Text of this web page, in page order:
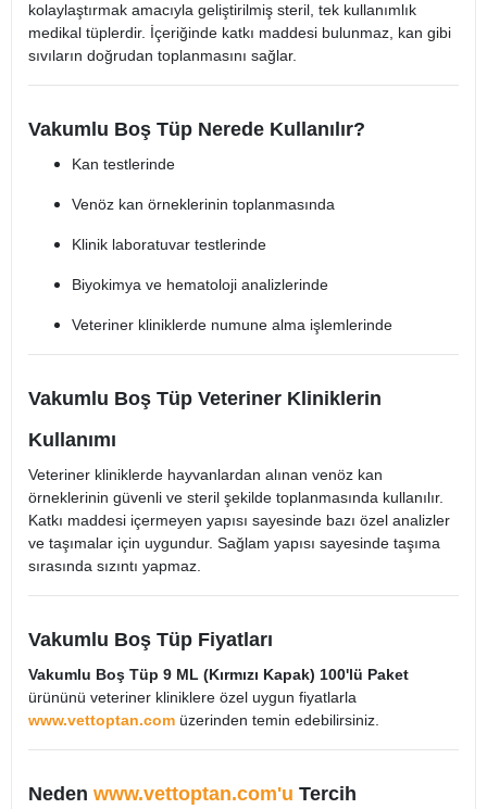
kolaylaştırmak amacıyla geliştirilmiş steril, tek kullanımlık
medikal tüplerdir. İçeriğinde katkı maddesi bulunmaz, kan gibi
sıvıların doğrudan toplanmasını sağlar.
Vakumlu Boş Tüp Nerede Kullanılır?
Kan testlerinde
Venöz kan örneklerinin toplanmasında
Klinik laboratuvar testlerinde
Biyokimya ve hematoloji analizlerinde
Veteriner kliniklerde numune alma işlemlerinde
Vakumlu Boş Tüp Veteriner Kliniklerin
Kullanımı
Veteriner kliniklerde hayvanlardan alınan venöz kan
örneklerinin güvenli ve steril şekilde toplanmasında kullanılır.
Katkı maddesi içermeyen yapısı sayesinde bazı özel analizler
ve taşımalar için uygundur. Sağlam yapısı sayesinde taşıma
sırasında sızıntı yapmaz.
Vakumlu Boş Tüp Fiyatları
Vakumlu Boş Tüp 9 ML (Kırmızı Kapak) 100'lü Paket
ürününü veteriner kliniklere özel uygun fiyatlarla
www.vettoptan.com üzerinden temin edebilirsiniz.
Neden www.vettoptan.com'u Tercih